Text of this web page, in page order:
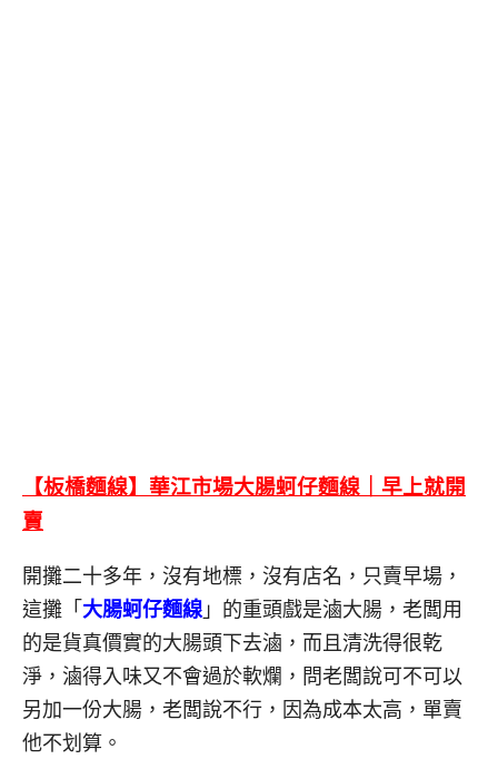
【板橋麵線】華江市場大腸蚵仔麵線｜早上就開
賣
開攤二十多年，沒有地標，沒有店名，只賣早場，
這攤「 大腸蚵仔麵線」的重頭戲是滷大腸，老闆用
的是貨真價實的大腸頭下去滷，而且清洗得很乾
淨，滷得入味又不會過於軟爛，問老闆說可不可以
另加一份大腸，老闆說不行，因為成本太高，單賣
他不划算。